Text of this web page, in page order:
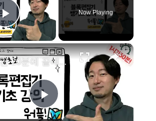
Play Video
Now Playing
×
P
1시간 20분에 끝내는 워드프레스 블록 편집기 초보자 쌩기초 강의 - 워드프레스 클래식 편집기는 이제 그만!